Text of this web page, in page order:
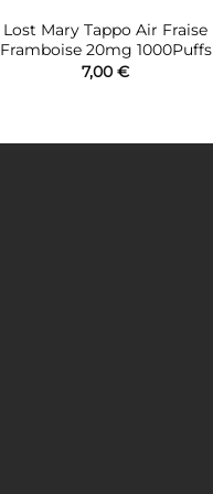
Lost Mary Tappo Air Fraise
Framboise 20mg 1000Puffs
7,00€